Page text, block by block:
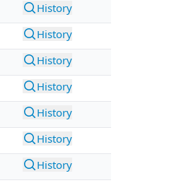
History
History
History
History
History
History
History